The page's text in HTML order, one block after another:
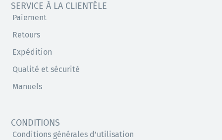
SERVICE À LA CLIENTÈLE
Paiement
Retours
Expédition
Qualité et sécurité
Manuels
CONDITIONS
Conditions générales d’utilisation